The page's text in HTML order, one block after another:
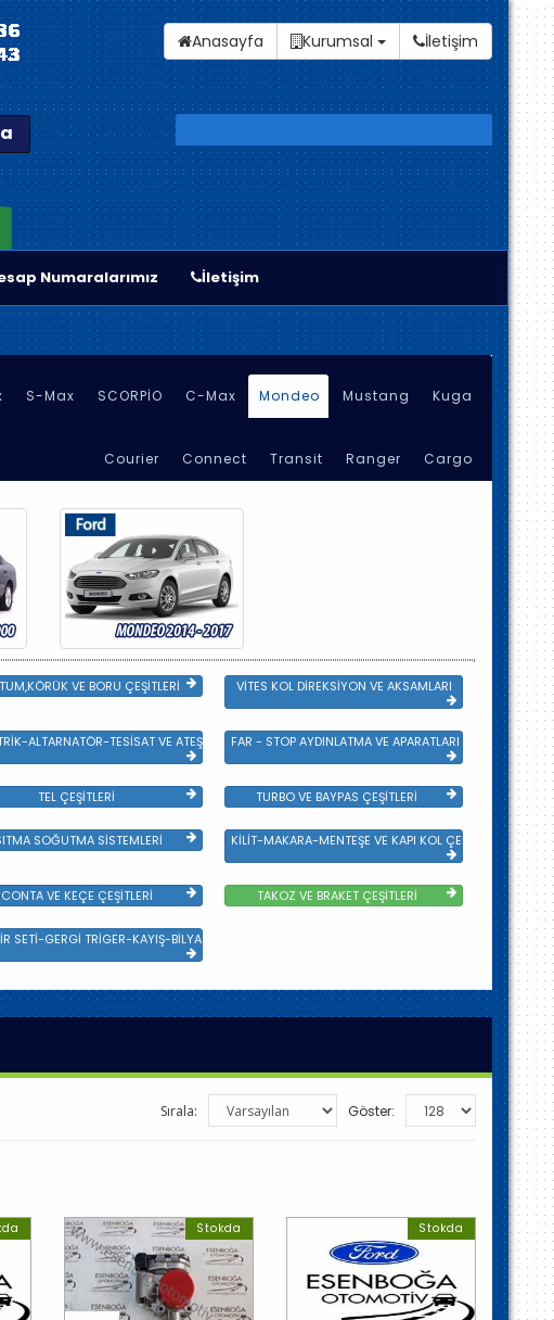
Anasayfa Kurumsal İletişim
Numaralarımız İletişim
S-Max SCORPİO C-Max Mondeo Mustang Kuga
Courier Connect Transit Ranger Cargo
VE BORU ÇEŞİTLERİ VİTES KOL DİREKSİYON VE AKSAMLARI
ALTARNATÖR-TESİSAT VE ATEŞLEME GRBFAR - STOP AYDINLATMA VE APARATLARI
AKSAM
TEL ÇEŞİTLERİ TURBO VE BAYPAS ÇEŞİTLERİ
SOĞUTMA SİSTEMLERİ KİLİT-MAKARA-MENTEŞE VE KAPI KOL ÇEŞİTLERİ
CONTA VE KEÇE ÇEŞİTLERİ TAKOZ VE BRAKET ÇEŞİTLERİ
SETİ-GERGİ TRİGER-KAYIŞ-BİLYA VE DEVİRDAİM
Göster:
Sırala:
Stokda Stokda